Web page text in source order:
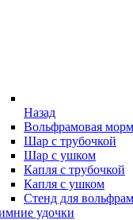
Назад
Вольфрамовая
Шар с трубочкой
Шар с ушком
Капля с трубочкой
Капля с ушком
Стенд для
удочки